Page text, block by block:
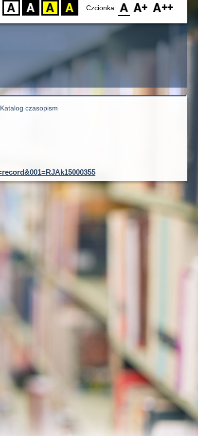
D BW YB BY Czcionka: F0 F1 F2
Katalog czasopism